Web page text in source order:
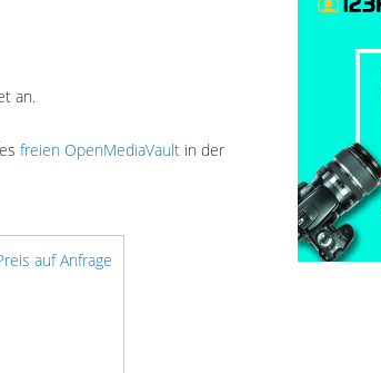
an.
freien OpenMediaVault in der
auf Anfrage